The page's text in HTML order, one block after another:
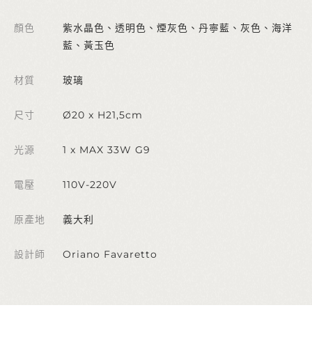
顏色
紫水晶色、透明色、煙灰色、丹寧藍、灰色、海洋
藍、黃玉色
材質 玻璃
尺寸 Ø20 x H21,5cm
光源 1 x MAX 33W G9
電壓 110V-220V
原產地 義大利
設計師 Oriano Favaretto